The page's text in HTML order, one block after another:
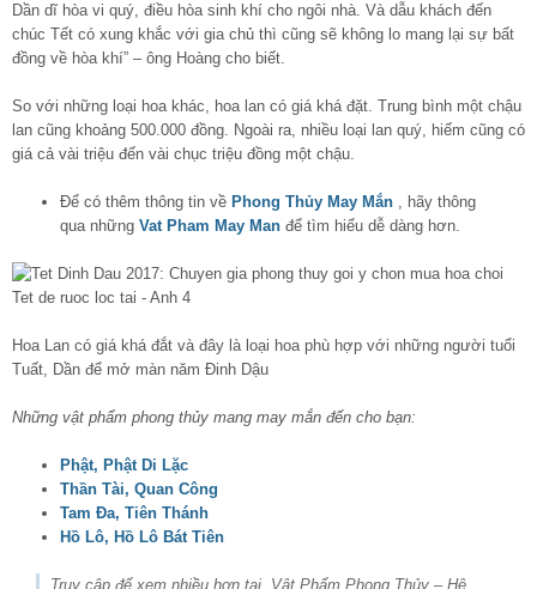
Dần dĩ hòa vi quý, điều hòa sinh khí cho ngôi nhà. Và dẫu khách đến
chúc Tết có xung khắc với gia chủ thì cũng sẽ không lo mang lại sự bất
đồng về hòa khí” – ông Hoàng cho biết.
So với những loại hoa khác, hoa lan có giá khá đặt. Trung bình một chậu
lan cũng khoảng 500.000 đồng. Ngoài ra, nhiều loại lan quý, hiếm cũng có
giá cả vài triệu đến vài chục triệu đồng một chậu.
Để có thêm thông tin về Phong Thủy May Mắn , hãy thông
qua những Vat Pham May Man để tìm hiểu dễ dàng hơn.
Hoa Lan có giá khá đắt và đây là loại hoa phù hợp với những người tuổi
Tuất, Dần để mở màn năm Đinh Dậu
Những vật phẩm phong thủy mang may mắn đến cho bạn:
Phật, Phật Di Lặc
Thần Tài, Quan Công
Tam Đa, Tiên Thánh
Hồ Lô, Hồ Lô Bát Tiên
Truy cập để xem nhiều hơn tại Vật Phẩm Phong Thủy – Hệ